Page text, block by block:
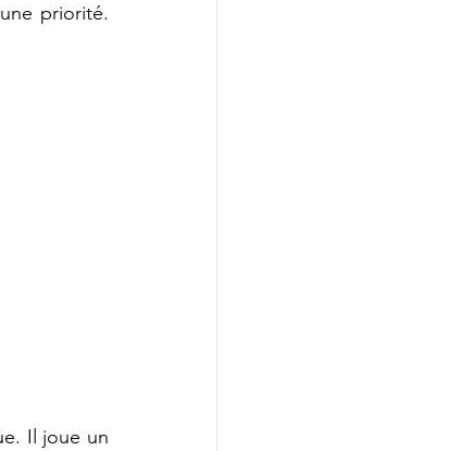
priorité.
Il joue un